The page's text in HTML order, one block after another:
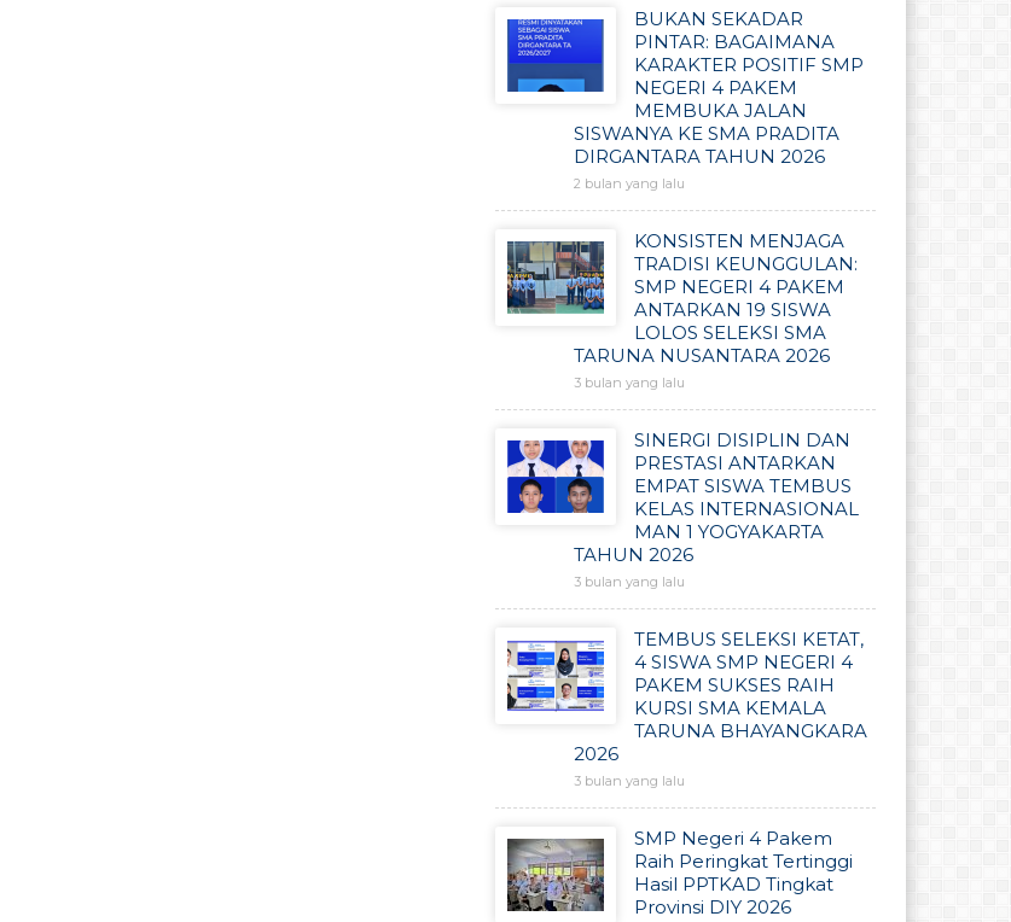
BUKAN SEKADAR
PINTAR: BAGAIMANA
KARAKTER POSITIF SMP
NEGERI 4 PAKEM
MEMBUKA JALAN
SISWANYA KE SMA PRADITA
DIRGANTARA TAHUN 2026
2 bulan yang lalu
KONSISTEN MENJAGA
TRADISI KEUNGGULAN:
SMP NEGERI 4 PAKEM
ANTARKAN 19 SISWA
LOLOS SELEKSI SMA
TARUNA NUSANTARA 2026
3 bulan yang lalu
SINERGI DISIPLIN DAN
PRESTASI ANTARKAN
EMPAT SISWA TEMBUS
KELAS INTERNASIONAL
MAN 1 YOGYAKARTA
TAHUN 2026
3 bulan yang lalu
TEMBUS SELEKSI KETAT,
4 SISWA SMP NEGERI 4
PAKEM SUKSES RAIH
KURSI SMA KEMALA
TARUNA BHAYANGKARA
2026
3 bulan yang lalu
SMP Negeri 4 Pakem
Raih Peringkat Tertinggi
Hasil PPTKAD Tingkat
Provinsi DIY 2026